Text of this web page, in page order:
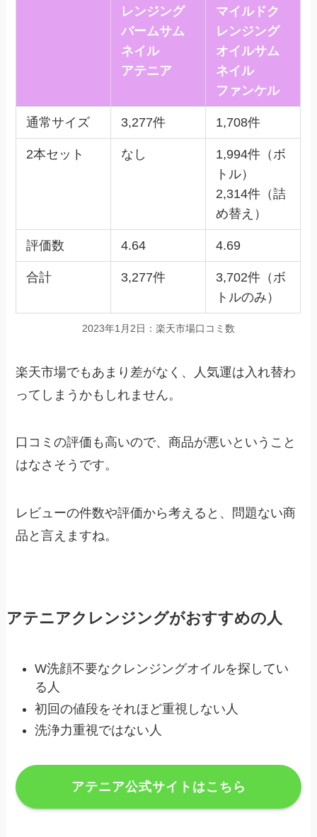
アテニア
ファンケル
通常サイズ 3,277件 1,708件
2本セット なし
1,994件（ボ
トル）
2,314件（詰
め替え）
評価数 4.64 4.69
合計 3,277件
3,702件（ボ
トルのみ）
2023年1月2日：楽天市場口コミ数
楽天市場でもあまり差がなく、人気運は入れ替わ
ってしまうかもしれません。
口コミの評価も高いので、商品が悪いということ
はなさそうです。
レビューの件数や評価から考えると、問題ない商
品と言えますね。
アテニアクレンジングがおすすめの人
W洗顔不要なクレンジングオイルを探してい
る人
初回の値段をそれほど重視しない人
洗浄力重視ではない人
アテニア公式サイトはこちら